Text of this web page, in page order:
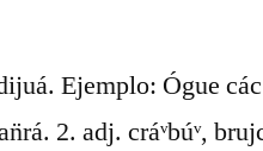
Ejemplo: Ógue
2. adj. cráᵛbúᵛ,